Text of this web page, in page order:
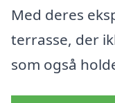
Med deres
terrasse, der
som også